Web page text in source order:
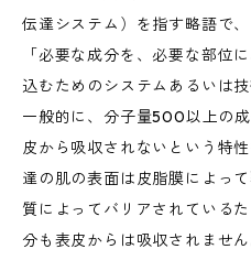
伝達システム）を指す略語で、
「必要な成分を、必要な部位
込むためのシステムあるいは技
一般的に、分子量500以上の
皮から吸収されないという特
達の肌の表面は皮脂膜によっ
質によってバリアされている
分も表皮からは吸収されません